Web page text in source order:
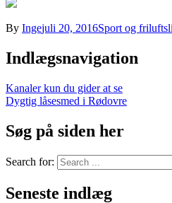
By Ingejuli 20, 2016Sport og
Indlægsnavigation
Kanaler kun du gider at se
Dygtig låsesmed i Rødovre
Søg på siden her
Search for:
Seneste indlæg